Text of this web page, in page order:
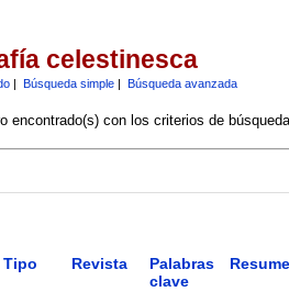
celestinesca
| Búsqueda simple| Búsqueda avanzada
encontrado(s) con los criterios de
Tipo Revista
Palabras
clave